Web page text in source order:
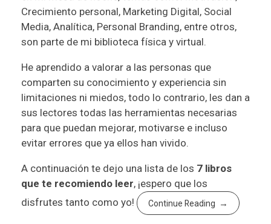
Crecimiento personal, Marketing Digital, Social
Media, Analítica, Personal Branding, entre otros,
son parte de mi biblioteca física y virtual.
He aprendido a valorar a las personas que
comparten su conocimiento y experiencia sin
limitaciones ni miedos, todo lo contrario, les dan a
sus lectores todas las herramientas necesarias
para que puedan mejorar, motivarse e incluso
evitar errores que ya ellos han vivido.
A continuación te dejo una lista de los 7 libros
que te recomiendo leer, ¡espero que los
disfrutes tanto como yo!
Continue Reading